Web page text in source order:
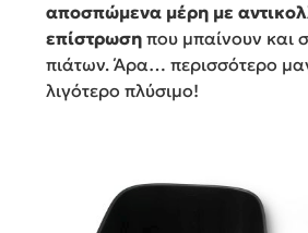
αποσπώμενα μέρη με
επίστρωση που μπαίνουν και
πιάτων. Άρα… περισσότερο
λιγότερο πλύσιμο!